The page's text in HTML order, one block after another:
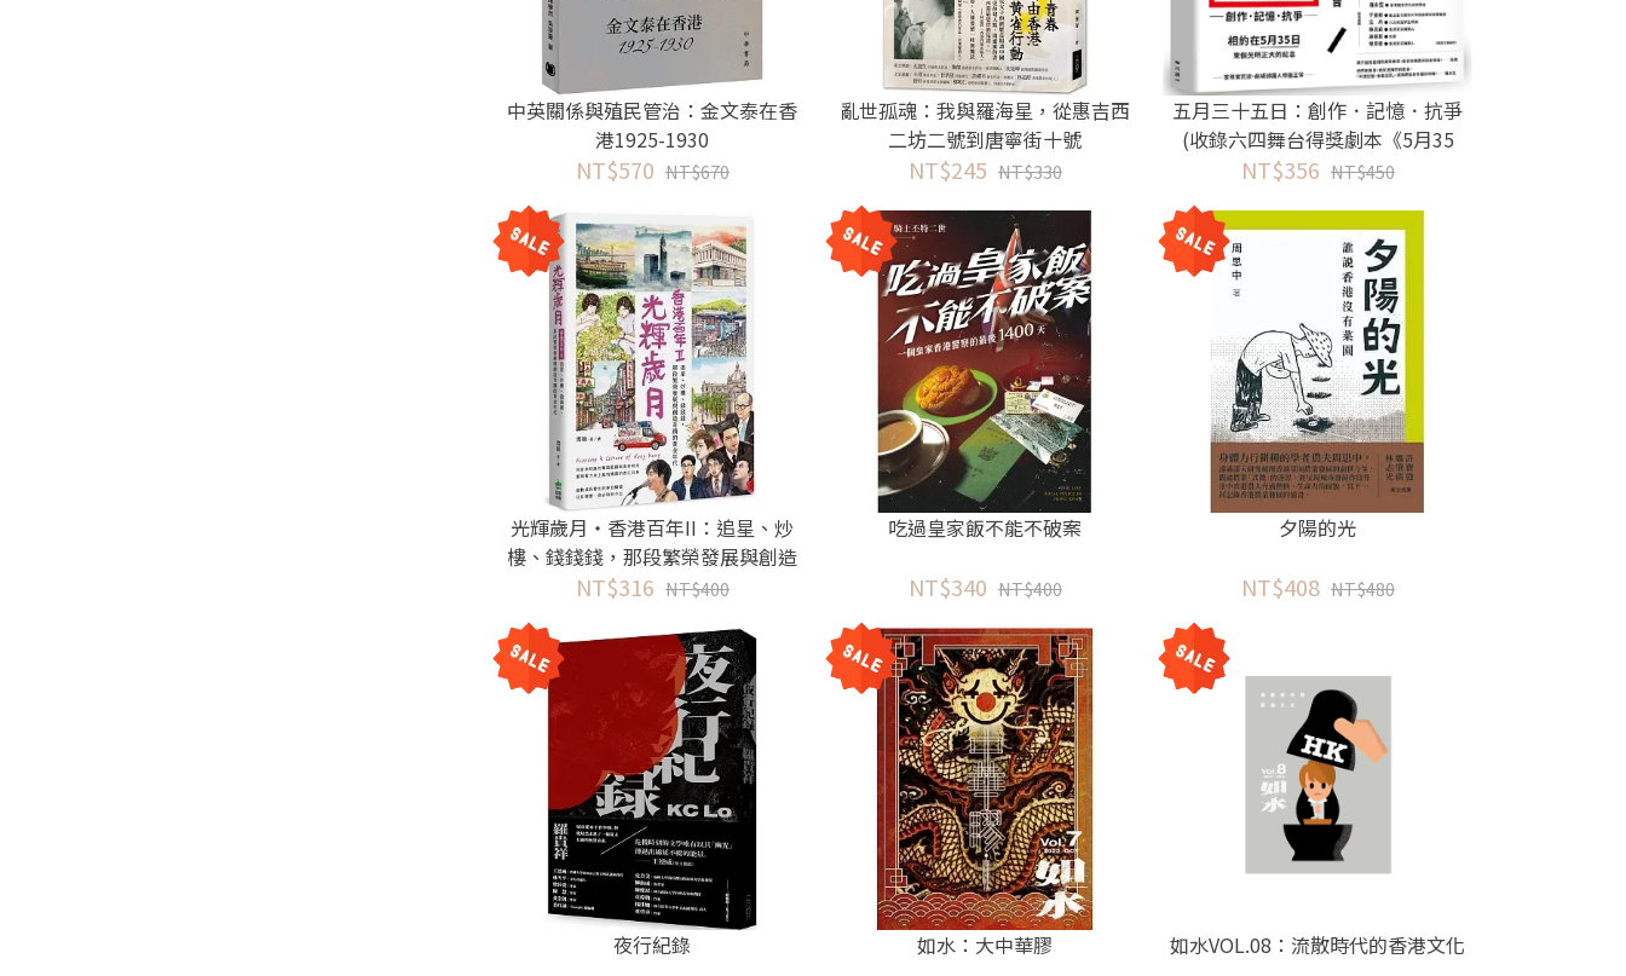
中英關係與殖民管治：金文泰在香
港1925-1930
NT$570 NT$670
亂世孤魂：我與羅海星，從惠吉西
二坊二號到唐寧街十號
NT$245 NT$330
五月三十五日：創作．記憶．抗爭
(收錄六四舞台得獎劇本《5月35
日》)
NT$356 NT$450
光輝歲月‧香港百年II：追星、炒
樓、錢錢錢，那段繁榮發展與創造
奇蹟的黃金年代
NT$316 NT$400
吃過皇家飯不能不破案
NT$340 NT$400
夕陽的光
NT$408 NT$480
夜行紀錄 如水：大中華膠 如水VOL.08：流散時代的香港文化